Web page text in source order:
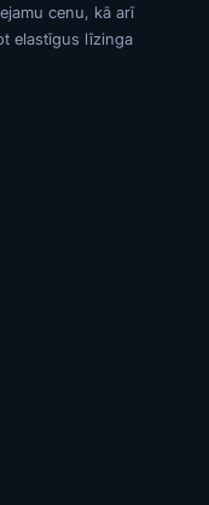
cenu, kā arī
elastīgus līzinga